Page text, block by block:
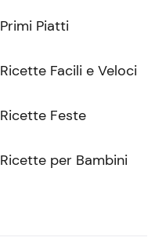
Primi Piatti
Ricette Facili e Veloci
Ricette Feste
Ricette per Bambini